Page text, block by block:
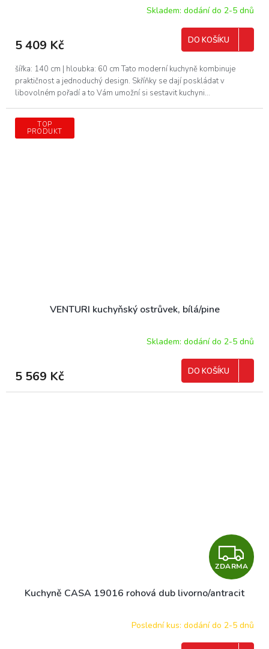
Skladem: dodání do 2-5 dnů
5 409 Kč DO KOŠÍKU
šířka: 140 cm | hloubka: 60 cm Tato moderní kuchyně kombinuje
praktičnost a jednoduchý design. Skříňky se dají poskládat v
libovolném pořadí a to Vám umožní si sestavit kuchyni...
TOP
PRODUKT
VENTURI kuchyňský ostrůvek, bílá/pine
Skladem: dodání do 2-5 dnů
5 569 Kč DO KOŠÍKU
Z
D
A
R
ZDARMA
Kuchyně CASA 19016 rohová dub livorno/antracit
Poslední kus: dodání do 2-5 dnů